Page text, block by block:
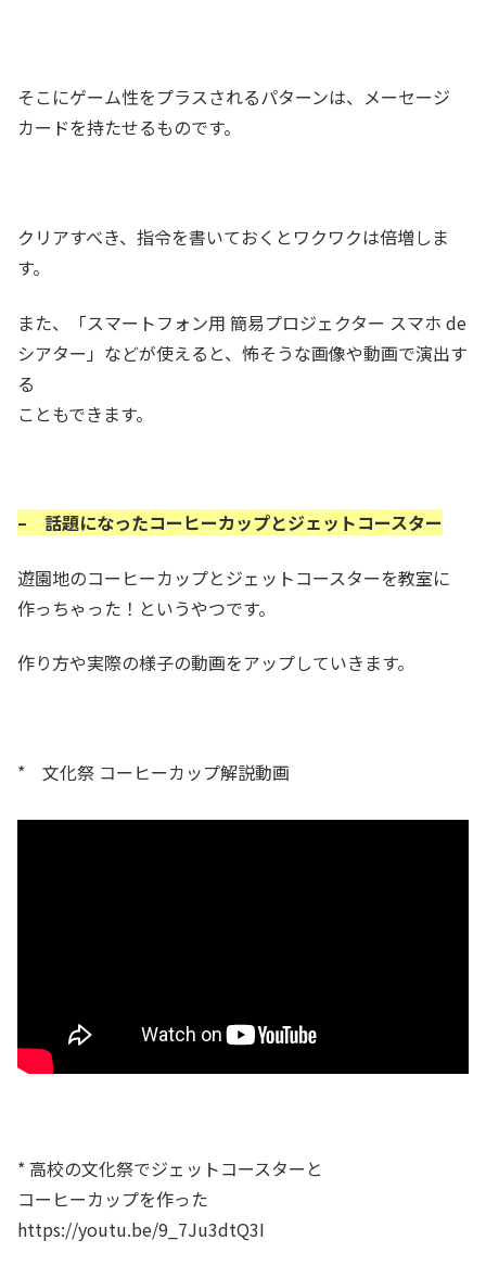
そこにゲーム性をプラスされるパターンは、メーセージ
カードを持たせるものです。
クリアすべき、指令を書いておくとワクワクは倍増しま
す。
また、「スマートフォン用 簡易プロジェクター スマホ de
シアター」などが使えると、怖そうな画像や動画で演出す
る
こともできます。
– 話題になったコーヒーカップとジェットコースター
遊園地のコーヒーカップとジェットコースターを教室に
作っちゃった！というやつです。
作り方や実際の様子の動画をアップしていきます。
* 文化祭 コーヒーカップ解説動画
* 高校の文化祭でジェットコースターと
コーヒーカップを作った
https://youtu.be/9_7Ju3dtQ3I